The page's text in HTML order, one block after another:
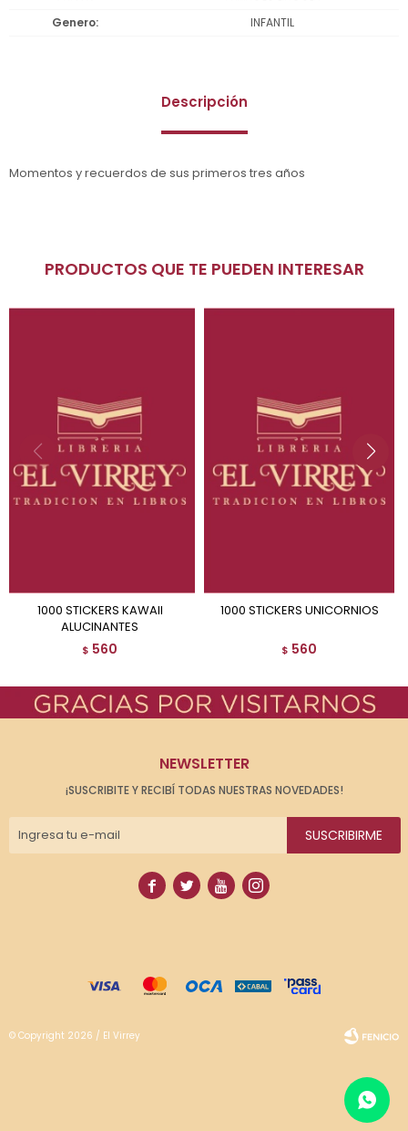
Genero
INFANTIL
Descripción
Momentos y recuerdos de sus primeros tres años
PRODUCTOS QUE TE PUEDEN INTERESAR
1000 STICKERS KAWAII
ALUCINANTES
$ 560
1000 STICKERS UNICORNIOS
$ 560
NEWSLETTER
¡SUSCRIBITE Y RECIBÍ TODAS NUESTRAS NOVEDADES!
SUSCRIBIRME
   
© Copyright 2026 / El Virrey